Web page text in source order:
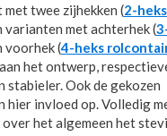
twee zijhekken (2-heks
varianten met achterhek (
voorhek (4-heks
het ontwerp,
stabieler. Ook de gekozen
hier invloed op. Volledig
het algemeen het